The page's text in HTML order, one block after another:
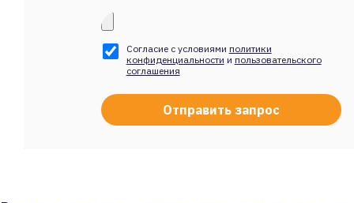
Согласие с условиями политики
конфиденциальности и пользовательского
соглашения